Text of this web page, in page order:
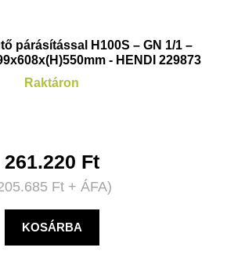
párásítással H100S – GN 1/1 –
- HENDI 229873
Raktáron
261.220 Ft
Ft+ ÁFA)
KOSÁRBA